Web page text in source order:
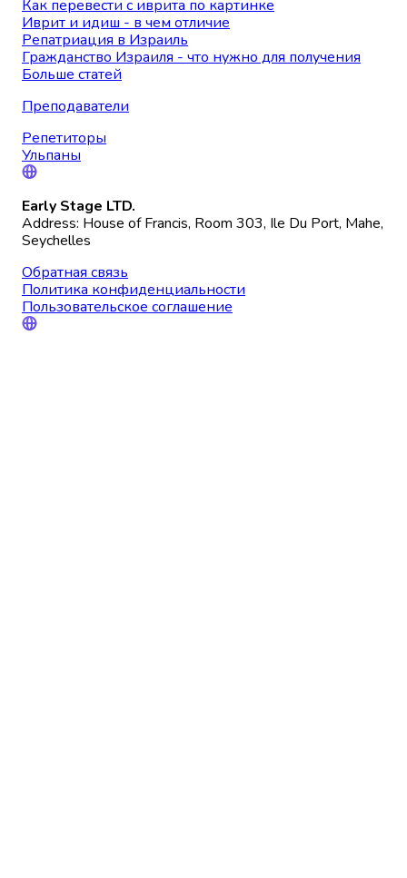
Как перевести с иврита по картинке
Иврит и идиш - в чем отличие
Репатриация в Израиль
Гражданство Израиля - что нужно для получения
Больше статей
Преподаватели
Репетиторы
Ульпаны
Early Stage LTD.
Address: House of Francis, Room 303, Ile Du Port, Mahe,
Seychelles
Обратная связь
Политика конфиденциальности
Пользовательское соглашение